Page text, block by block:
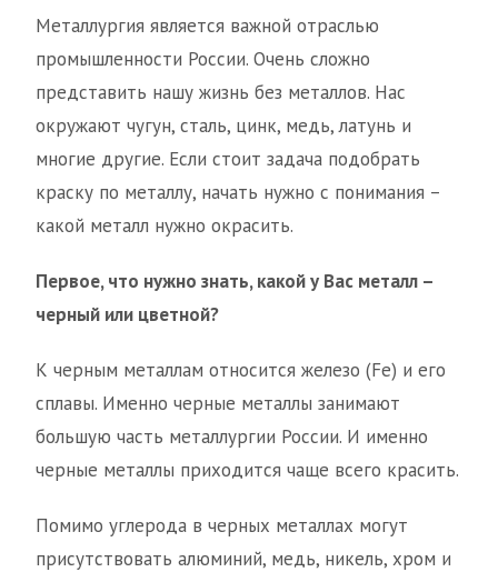
Металлургия является важной отраслью
промышленности России. Очень сложно
представить нашу жизнь без металлов. Нас
окружают чугун, сталь, цинк, медь, латунь и
многие другие. Если стоит задача подобрать
краску по металлу, начать нужно с понимания –
какой металл нужно окрасить.
Первое, что нужно знать, какой у Вас металл –
черный или цветной?
К черным металлам относится железо (Fe) и его
сплавы. Именно черные металлы занимают
большую часть металлургии России. И именно
черные металлы приходится чаще всего красить.
Помимо углерода в черных металлах могут
присутствовать алюминий, медь, никель, хром и